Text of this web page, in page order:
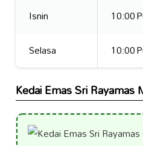
Isnin
10:00
Selasa
10:00
Kedai Emas Sri Rayamas